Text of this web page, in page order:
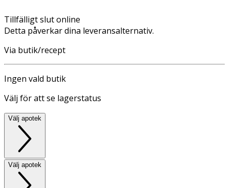
Tillfälligt slut online
Detta påverkar dina leveransalternativ.
Via butik/recept
Ingen vald butik
Välj för att se lagerstatus
Välj apotek
Välj apotek